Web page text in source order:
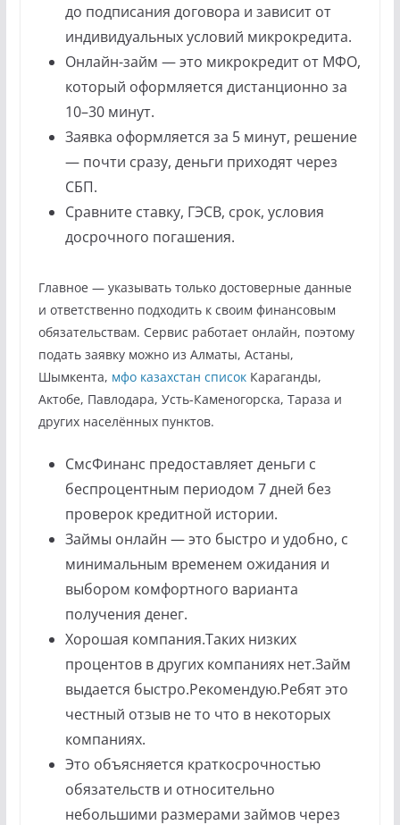
до подписания договора и зависит от
индивидуальных условий микрокредита.
Онлайн-займ — это микрокредит от МФО,
который оформляется дистанционно за
10–30 минут.
Заявка оформляется за 5 минут, решение
— почти сразу, деньги приходят через
СБП.
Сравните ставку, ГЭСВ, срок, условия
досрочного погашения.
Главное — указывать только достоверные данные
и ответственно подходить к своим финансовым
обязательствам. Сервис работает онлайн, поэтому
подать заявку можно из Алматы, Астаны,
Шымкента, мфо казахстан списокКараганды,
Актобе, Павлодара, Усть-Каменогорска, Тараза и
других населённых пунктов.
СмсФинанс предоставляет деньги с
беспроцентным периодом 7 дней без
проверок кредитной истории.
Займы онлайн — это быстро и удобно, с
минимальным временем ожидания и
выбором комфортного варианта
получения денег.
Хорошая компания.Таких низких
процентов в других компаниях нет.Займ
выдается быстро.Рекомендую.Ребят это
честный отзыв не то что в некоторых
компаниях.
Это объясняется краткосрочностью
обязательств и относительно
небольшими размерами займов через